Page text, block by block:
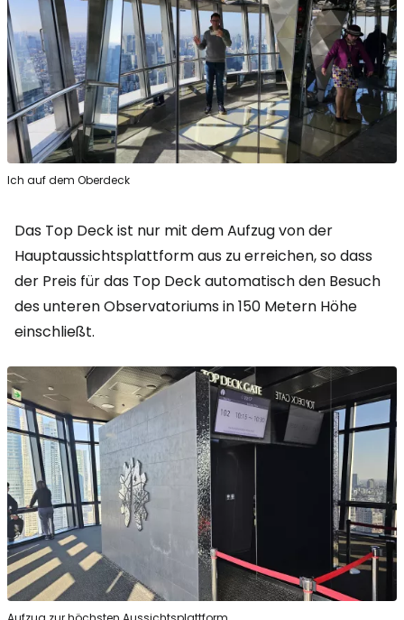
Ich auf dem Oberdeck
Das Top Deck ist nur mit dem Aufzug von der
Hauptaussichtsplattform aus zu erreichen, so dass
der Preis für das Top Deck automatisch den Besuch
des unteren Observatoriums in 150 Metern Höhe
einschließt.